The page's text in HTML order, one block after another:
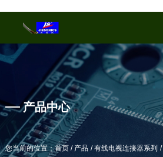
产品中心
您当前的位置：首页 / 产品 /有线电视连接器系列 /
产品中心
您当前的位置：首页 / 产品 /有线电视连接器系列 /